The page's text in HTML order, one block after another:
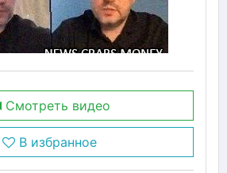
Смотреть видео
В избранное